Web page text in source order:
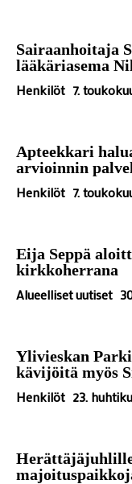
Sairaanhoitaja
lääkäriasema
Henkilöt 7.
Apteekkari
arvioinnin
Henkilöt 7.
Eija Seppä
kirkkoherrana
Alueelliset uutiset
Ylivieskan
kävijöitä myös
Henkilöt 23.